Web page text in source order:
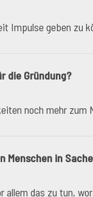
Impulse geben zu
die Gründung?
noch mehr
Menschen in
allem das zu tun,